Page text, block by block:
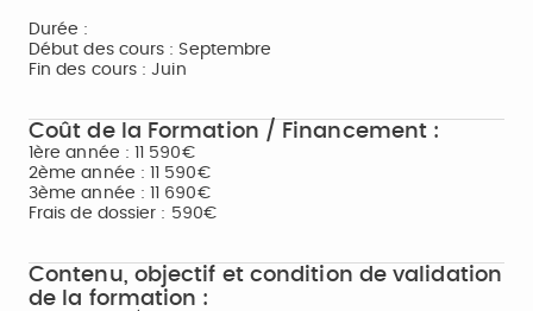
Durée :
Début des cours : Septembre
Fin des cours : Juin
Coût de la Formation / Financement :
1ère année : 11 590€
2ème année : 11 590€
3ème année : 11 690€
Frais de dossier : 590€
Contenu, objectif et condition de validation
de la formation :